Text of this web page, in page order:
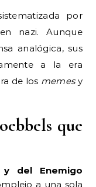
por
nazi. Aunque
analógica, sus
a la era
de los memesy
que
y del Enemigo
a una sola